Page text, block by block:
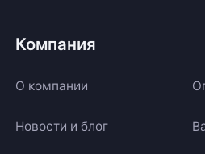
Компания
О компании
Новости и блог